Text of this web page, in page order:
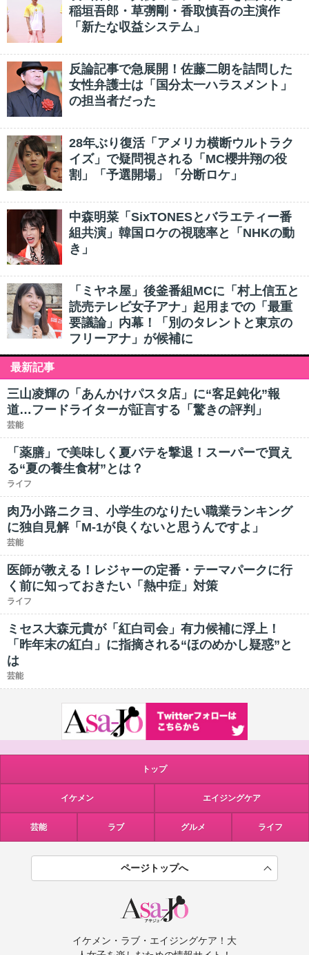
稲垣吾郎・草彅剛・香取慎吾の主演作
「新たな収益システム」
反論記事で急展開！佐藤二朗を詰問した
女性弁護士は「国分太一ハラスメント」
の担当者だった
28年ぶり復活「アメリカ横断ウルトラク
イズ」で疑問視される「MC櫻井翔の役
割」「予選開場」「分断ロケ」
中森明菜「SixTONESとバラエティー番
組共演」韓国ロケの視聴率と「NHKの動
き」
「ミヤネ屋」後釜番組MCに「村上信五と
読売テレビ女子アナ」起用までの「最重
要議論」内幕！「別のタレントと東京の
フリーアナ」が候補に
最新記事
三山凌輝の「あんかけパスタ店」に“客足鈍化”報
道…フードライターが証言する「驚きの評判」
芸能
「薬膳」で美味しく夏バテを撃退！スーパーで買え
る“夏の養生食材”とは？
ライフ
肉乃小路ニクヨ、小学生のなりたい職業ランキング
に独自見解「M-1が良くないと思うんですよ」
芸能
医師が教える！レジャーの定番・テーマパークに行
く前に知っておきたい「熱中症」対策
ライフ
ミセス大森元貴が「紅白司会」有力候補に浮上！
「昨年末の紅白」に指摘される“ほのめかし疑惑”と
は
芸能
トップ
イケメン エイジングケア
芸能 ラブ グルメ ライフ
ページトップへ
イケメン・ラブ・エイジングケア！大